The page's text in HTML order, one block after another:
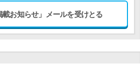
載お知らせ」メールを受けとる